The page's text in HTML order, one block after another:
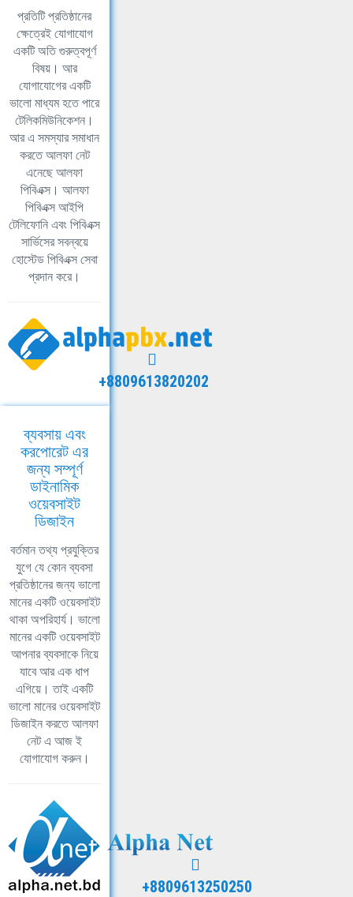
প্রতিটি প্রতিষ্ঠানের
ক্ষেত্রেই যোগাযোগ
একটি অতি গুরুত্বপূর্ণ
বিষয়। আর
যোগাযোগের একটি
ভালো মাধ্যম হতে পারে
টেলিকমিউনিকেশন।
আর এ সমস্যার সমাধান
করতে আলফা নেট
এনেছে আলফা
পিবিএক্স। আলফা
পিবিএক্স আইপি
টেলিফোনি এবং পিবিএক্স
সার্ভিসের সবন্বয়ে
হোস্টেড পিবিএক্স সেবা
প্রদান করে।
+8809613820202
ব্যবসায় এবং
করপোরেট এর
জন্য সম্পূর্ণ
ডাইনামিক
ওয়েবসাইট
ডিজাইন
বর্তমান তথ্য প্রযুক্তির
যুগে যে কোন ব্যবসা
প্রতিষ্ঠানের জন্য ভালো
মানের একটি ওয়েবসাইট
থাকা অপরিহার্য। ভালো
মানের একটি ওয়েবসাইট
আপনার ব্যবসাকে নিয়ে
যাবে আর এক ধাপ
এগিয়ে। তাই একটি
ভালো মানের ওয়েবসাইট
ডিজাইন করতে আলফা
নেট এ আজ ই
যোগাযোগ করুন।
+8809613250250